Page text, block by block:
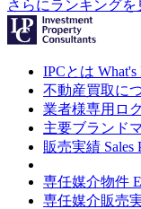
さらにランキングを
IPCとは What's
不動産買取に
業者様専用ロ
主要ブランド
販売実績 Sales
専任媒介物件
専任媒介販売